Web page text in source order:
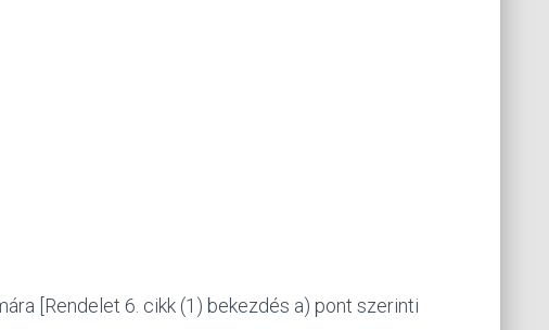
[Rendelet 6. cikk (1) bekezdés a) pont szerinti